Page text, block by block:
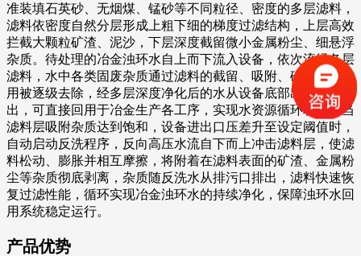
准装填石英砂、无烟煤、锰砂等不同粒径、密度的多层滤料，
滤料依密度自然分层形成上粗下细的梯度过滤结构，上层高效
拦截大颗粒矿渣、泥沙，下层深度截留微小金属粉尘、细悬浮
杂质。待处理的冶金浊环水自上而下流入设备，依次流经各层
滤料，水中各类固废杂质通过滤料的截留、吸附、碰撞沉淀作
用被逐级去除，经多层深度净化后的水从设备底部出水口排
出，可直接回用于冶金生产各工序，实现水资源循环利用。当
滤料层吸附杂质达到饱和，设备进出口压差升至设定阈值时，
自动启动反洗程序，反向高压水流自下而上冲击滤料层，使滤
料松动、膨胀并相互摩擦，将附着在滤料表面的矿渣、金属粉
尘等杂质彻底剥离，杂质随反洗水从排污口排出，滤料快速恢
复过滤性能，循环实现冶金浊环水的持续净化，保障浊环水回
用系统稳定运行。
产品优势